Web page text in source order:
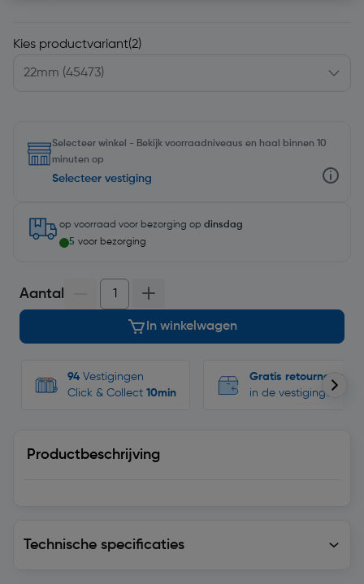
Kies productvariant(2)
Selecteer winkel - Bekijk voorraadniveaus en haal binnen 10
minuten op
Selecteer vestiging
op voorraad voor bezorging op dinsdag
5 voor bezorging
Aantal
In winkelwagen
94 Vestigingen
Click & Collect 10min
Gratis retourneren
in de vestigingen
Productbeschrijving
Technische specificaties